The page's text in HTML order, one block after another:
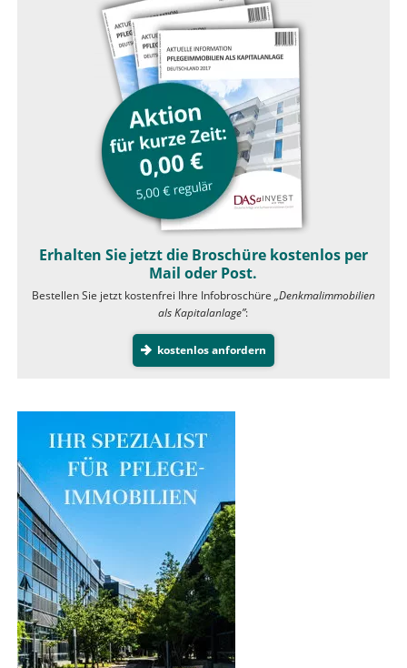
Erhalten Sie jetzt die Broschüre kostenlos per
Mail oder Post.
Bestellen Sie jetzt kostenfrei Ihre Infobroschüre „Denkmalimmobilien
als Kapitalanlage”:
kostenlos anfordern